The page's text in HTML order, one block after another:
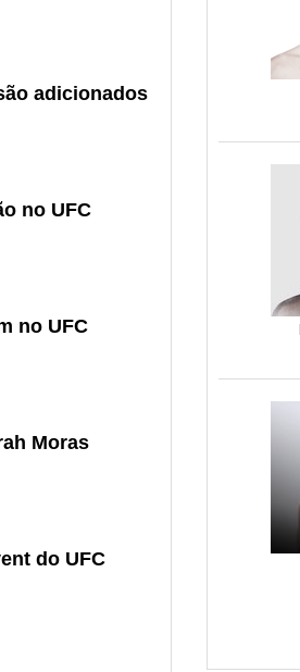
adicionados
no UFC
no UFC
Moras
do UFC